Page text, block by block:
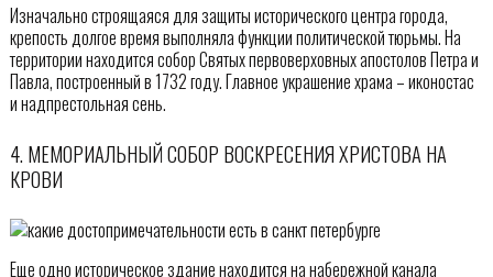
Изначально строящаяся для защиты исторического центра города,
крепость долгое время выполняла функции политической тюрьмы. На
территории находится собор Святых первоверховных апостолов Петра и
Павла, построенный в 1732 году. Главное украшение храма – иконостас
и надпрестольная сень.
4. МЕМОРИАЛЬНЫЙ СОБОР ВОСКРЕСЕНИЯ ХРИСТОВА НА
КРОВИ
Еще одно историческое здание находится на набережной канала